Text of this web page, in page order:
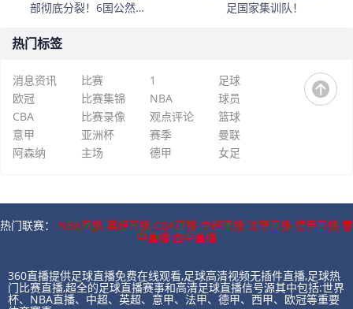
部彻底分裂！6国公然倒
足国家集训队！
热门标签
消息资讯 比赛 1
足球
欧冠
比赛集锦 NBA
球员
CBA
比赛录像 观点评论
篮球
意甲
亚洲杯 赛季
曼联
阿森纳
主场 德甲 女足
热门联赛： NBA直播 英超直播 CBA直播 中超直播 法甲直播 德甲直播 意
甲直播 西甲直播
360直播提供足球直播免费在线观看,足球高清视频无插件直播,足球热
门比赛直播,超全的足球直播赛事和高清足球直播信号源其中包括:世界
杯、NBA直播、中超、英超、意甲、法甲、德甲、西甲、欧冠等重要